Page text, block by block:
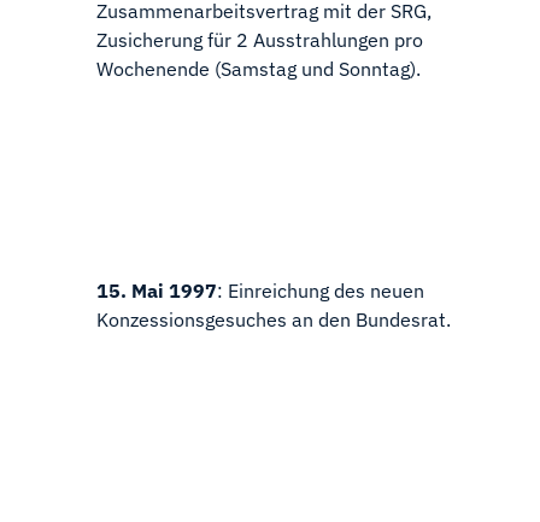
Zusammenarbeitsvertrag mit der SRG,
Zusicherung für 2 Ausstrahlungen pro
Wochenende (Samstag und Sonntag).
15. Mai 1997: Einreichung des neuen
Konzessionsgesuches an den Bundesrat.